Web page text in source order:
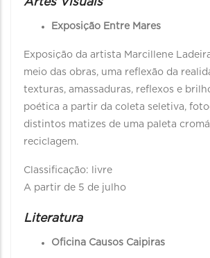
Exposição Entre Mares
Exposição da artista Marcillene
meio das obras, uma reflexão da
texturas, amassaduras, reflexos e
poética a partir da coleta seletiva,
distintos matizes de uma paleta
reciclagem.
Classificação: livre
A partir de 5 de julho
Literatura
Oficina Causos Caipiras